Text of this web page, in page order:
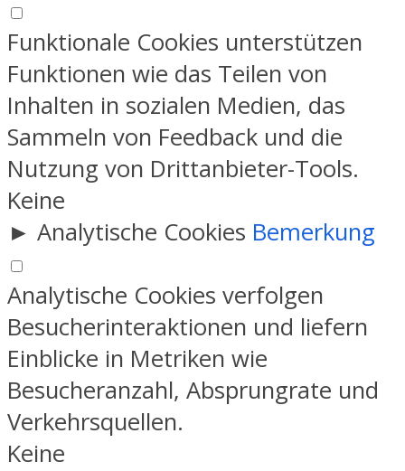
Funktionale Cookies unterstützen
Funktionen wie das Teilen von
Inhalten in sozialen Medien, das
Sammeln von Feedback und die
Nutzung von Drittanbieter-Tools.
Keine
► Analytische Cookies Bemerkung
Analytische Cookies verfolgen
Besucherinteraktionen und liefern
Einblicke in Metriken wie
Besucheranzahl, Absprungrate und
Verkehrsquellen.
Keine